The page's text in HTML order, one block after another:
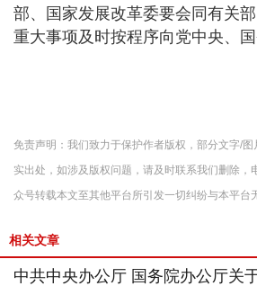
部、国家发展改革委要会同有关部
重大事项及时按程序向党中央、国
免责声明：我们致力于保护作者版权，部分文字/
实出处，如涉及版权问题，请及时联系我们删除
众号转载本文至其他平台所引发一切纠纷与本平台
相关文章
中共中央办公厅 国务院办公厅关